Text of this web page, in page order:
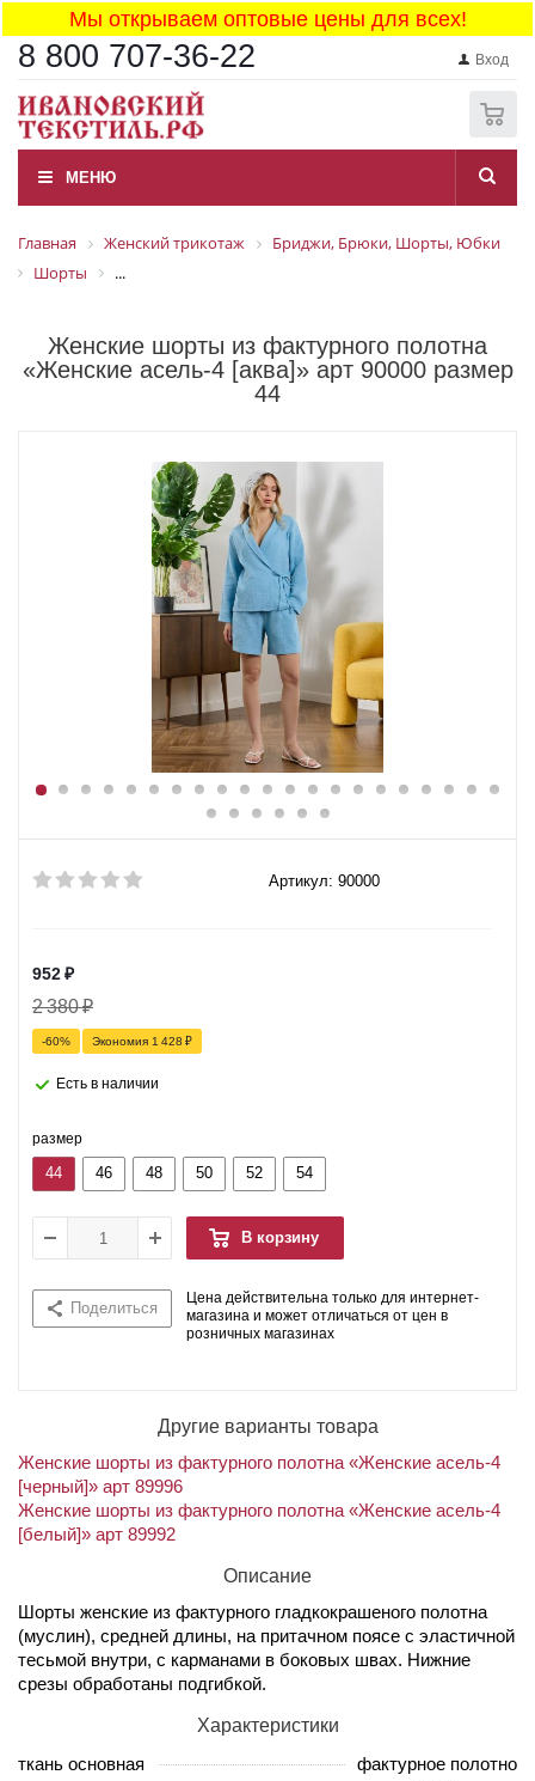
Мы открываем оптовые цены для всех!
8 800 707-36-22 Вход
МЕНЮ
Главная Женский трикотаж
Бриджи, Брюки, Шорты, Юбки
Шорты
...
Женские шорты из фактурного полотна
«Женские асель-4 [аква]» арт 90000 размер
44
Артикул: 90000
952₽
2 380₽
-60% Экономия 1 428 ₽
Есть в наличии
размер
44 46 48 50 52 54
В корзину
Поделиться
Цена действительна только для интернет-
магазина и может отличаться от цен в
розничных магазинах
Другие варианты товара
Женские шорты из фактурного полотна «Женские асель-4
[черный]» арт 89996
Женские шорты из фактурного полотна «Женские асель-4
[белый]» арт 89992
Описание
Шорты женские из фактурного гладкокрашеного полотна
(муслин), средней длины, на притачном поясе с эластичной
тесьмой внутри, с карманами в боковых швах. Нижние
срезы обработаны подгибкой.
Характеристики
ткань основная
фактурное полотно